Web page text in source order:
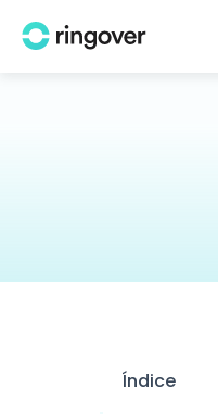
Índice